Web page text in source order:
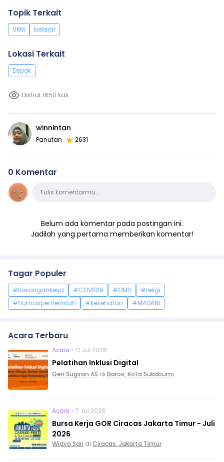
Topik Terkait
UKM belajar
Lokasi Terkait
Depok
Dilihat 1650 kali
winnintan
Panutan 2631
0 Komentar
KomentarTulis komentarmu…
Belum ada komentar pada postingan ini.
Jadilah yang pertama memberikan komentar!
Tagar Populer
#lowongankerja #COVID19 #OMS
#religi
#humaspemerintah
#kesehatan #MADANI
Acara Terbaru
Acara • 12 Jul 2026
Pelatihan Inklusi Digital
Geri Sugiran AS di Baros, Kota Sukabumi
Acara • 7 Jul 2026
Bursa Kerja GOR Ciracas Jakarta Timur - Juli
2026
Widya Sari di Ciracas, Jakarta Timur